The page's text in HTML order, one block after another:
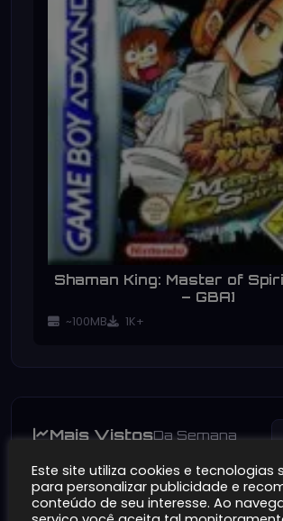
Shaman King: Master of
– GBA]
~100MB 1K+
Mais VistosDa Semana
Este site utiliza cookies e tecnologias
para personalizar publicidade e
conteúdo de seu interesse. Ao